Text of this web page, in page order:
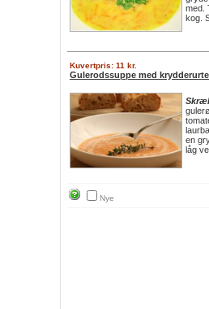
med.
kog.
Kuvertpris: 11 kr.
Gulerodssuppe med
Skræl
en
låg
Nye